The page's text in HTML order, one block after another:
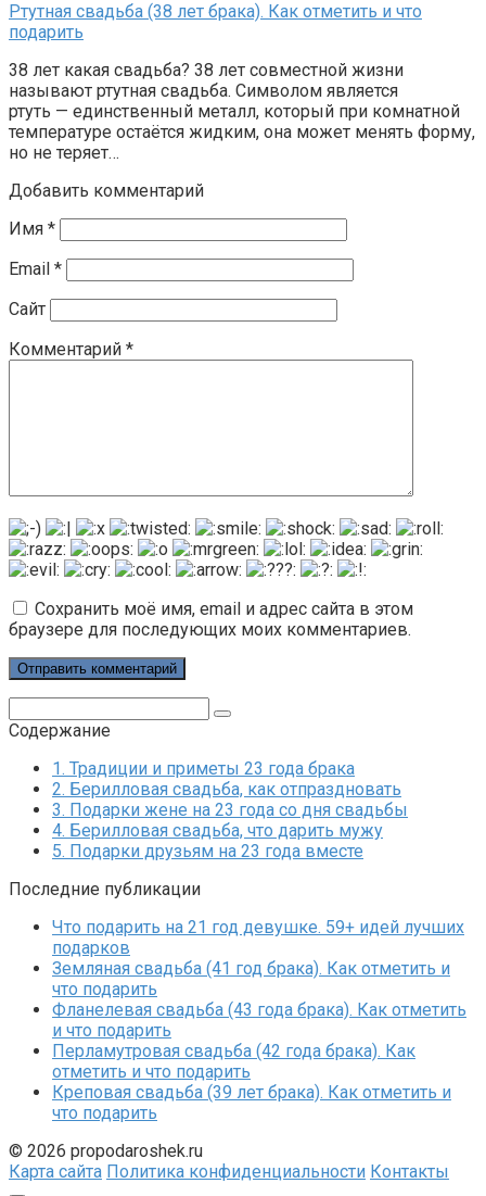
Ртутная свадьба (38 лет брака). Как отметить и что
подарить
38 лет какая свадьба? 38 лет совместной жизни
называют ртутная свадьба. Символом является
ртуть — единственный металл, который при комнатной
температуре остаётся жидким, она может менять форму,
но не теряет…
Добавить комментарий
Имя *
Email *
Сайт
Комментарий *
Сохранить моё имя, email и адрес сайта в этом
браузере для последующих моих комментариев.
Содержание
1. Традиции и приметы 23 года брака
2. Берилловая свадьба, как отпраздновать
3. Подарки жене на 23 года со дня свадьбы
4. Берилловая свадьба, что дарить мужу
5. Подарки друзьям на 23 года вместе
Последние публикации
Что подарить на 21 год девушке. 59+ идей лучших
подарков
Земляная свадьба (41 год брака). Как отметить и
что подарить
Фланелевая свадьба (43 года брака). Как отметить
и что подарить
Перламутровая свадьба (42 года брака). Как
отметить и что подарить
Креповая свадьба (39 лет брака). Как отметить и
что подарить
© 2026 propodaroshek.ru
Карта сайта Политика конфиденциальности Контакты